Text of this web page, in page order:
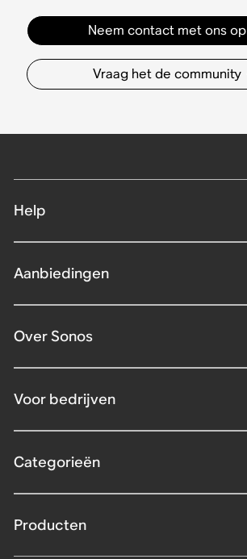
Neem contact met ons op
Vraag het de community
Help
Aanbiedingen
Over Sonos
Voor bedrijven
Categorieën
Producten